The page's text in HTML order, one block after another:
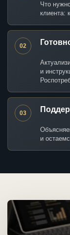
Что
клиента:
02
и
03
и